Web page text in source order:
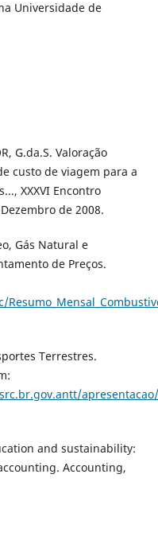
Universidade de
G.da.S. Valoração
custo de viagem para a
XXXVI Encontro
de 2008.
Gás Natural e
de Preços.
Terrestres.
and sustainability:
Accounting,